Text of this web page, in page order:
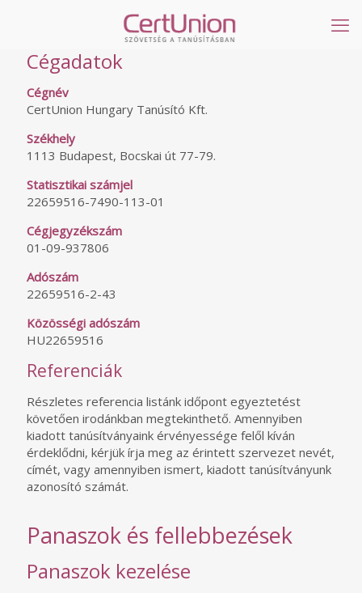
Cégadatok
Cégnév
CertUnion Hungary Tanúsító Kft.
Székhely
1113 Budapest, Bocskai út 77-79.
Statisztikai számjel
22659516-7490-113-01
Cégjegyzékszám
01-09-937806
Adószám
22659516-2-43
Közösségi adószám
HU22659516
Referenciák
Részletes referencia listánk időpont egyeztetést
követően irodánkban megtekinthető. Amennyiben
kiadott tanúsítványaink érvényessége felől kíván
érdeklődni, kérjük írja meg az érintett szervezet nevét,
címét, vagy amennyiben ismert, kiadott tanúsítványunk
azonosító számát.
Panaszok és fellebbezések
Panaszok kezelése